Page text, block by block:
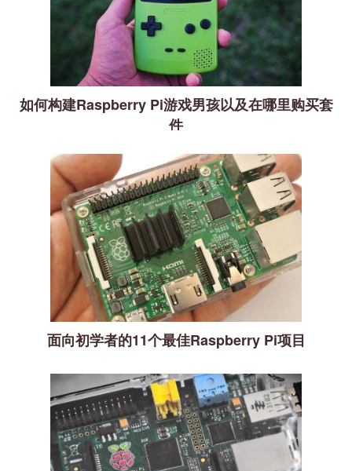
如何构建Raspberry Pi游戏男孩以及在哪里购买套
件
面向初学者的11个最佳Raspberry Pi项目